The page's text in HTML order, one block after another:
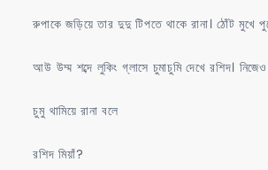
রুপাকে জড়িয়ে তার দুদু টিপতে থাকে রানা। ঠোঁট মুখে
আউ উম্ম শব্দে লুকিং গ্লাসে চুমাচুমি দেখে রশিদ।
চুমু থামিয়ে রানা বলে
রশিদ মিয়াঁ?